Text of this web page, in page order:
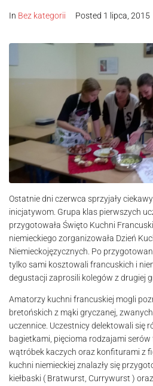
In Bez kategorii Posted 1 lipca, 2015
Ostatnie dni czerwca sprzyjały
inicjatywom. Grupa klas pierwszych
przygotowała Święto Kuchni
niemieckiego zorganizowała Dzień
Niemieckojęzycznych. Po
tylko sami kosztowali francuskich i
degustacji zaprosili kolegów z drugiej
Amatorzy kuchni francuskiej mogli
bretońskich z mąki gryczanej,
uczennice. Uczestnicy delektowali się
bagietkami, pięcioma rodzajami
wątróbek kaczych oraz konfiturami z
kuchni niemieckiej znalazły się
kiełbaski ( Bratwurst, Currywurst )